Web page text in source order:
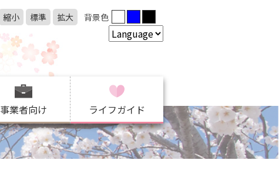
縮小 標準 拡大 背景色
事業者向け ライフガイド